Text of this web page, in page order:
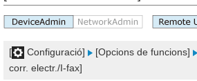
[ Configuració] [Opcions de funcions]
corr. electr./I-fax]